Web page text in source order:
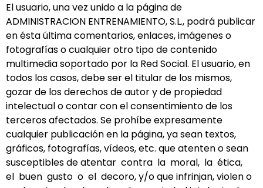
El usuario, una vez unido a la página de
ADMINISTRACION ENTRENAMIENTO, S.L., podrá publicar
en ésta última comentarios, enlaces, imágenes o
fotografías o cualquier otro tipo de contenido
multimedia soportado por la Red Social. El usuario, en
todos los casos, debe ser el titular de los mismos,
gozar de los derechos de autor y de propiedad
intelectual o contar con el consentimiento de los
terceros afectados. Se prohíbe expresamente
cualquier publicación en la página, ya sean textos,
gráficos, fotografías, vídeos, etc. que atenten o sean
susceptibles de atentar contra la moral, la ética,
el buen gusto o el decoro, y/o que infrinjan, violen o